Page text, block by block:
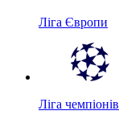
Ліга Європи
Ліга чемпіонів